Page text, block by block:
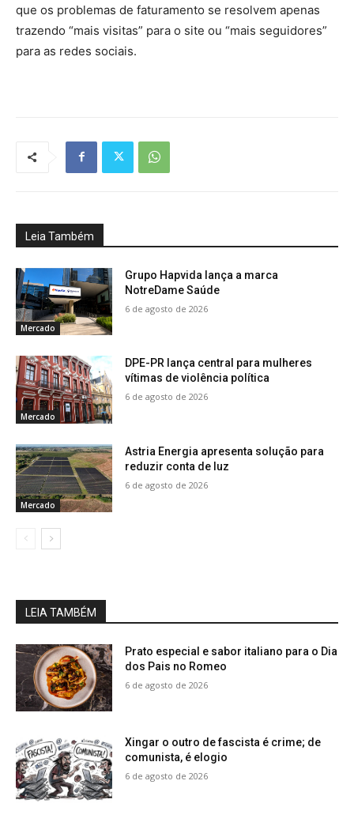
que os problemas de faturamento se resolvem apenas
trazendo “mais visitas” para o site ou “mais seguidores”
para as redes sociais.
Leia Também
Mercado
Grupo Hapvida lança a marca
NotreDame Saúde
6 de agosto de 2026
Mercado
DPE-PR lança central para mulheres
vítimas de violência política
6 de agosto de 2026
Mercado
Astria Energia apresenta solução para
reduzir conta de luz
6 de agosto de 2026
LEIA TAMBÉM
Prato especial e sabor italiano para o Dia
dos Pais no Romeo
6 de agosto de 2026
Xingar o outro de fascista é crime; de
comunista, é elogio
6 de agosto de 2026